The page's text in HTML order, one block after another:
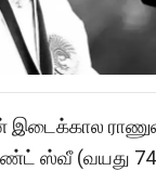
இடைக்கால
ஸ்வீ (வயது